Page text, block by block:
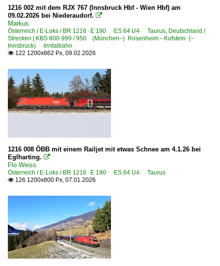
BR 4024 ·Talent 4-teilig·
Galerien
2008 | 150 Jahre Eisenbahnen in Tirol/Wörgl
EM-Werbeloks
Experimente - Anders gesehen
Grenzverkehr
Österreich <-> Deutschland
Österreich <-> Tschechien
Güterverkehr
Autotransportzüge
Kessel- und Silozüge
Kombiverkehr-/Sattelauflieger-Züge
Nässeempfindliche Güter
Rollende Landstraße 'RoLa'
1216 002 mit dem RJX 767 (Innsbruck Hbf - Wien Hbf) am
09.02.2026 bei Niederaudorf. 
Markus
Österreich / E-Loks / BR 1216 · E 190 ·ES 64 U4· Taurus, Deutschland /
Strecken | KBS 800-999 / 950 (München–) Rosenheim – Kufstein (–
Innsbruck) ·Inntalbahn·
 122 1200x862 Px, 09.02.2026
1216 008 ÖBB mit einem Railjet mit etwas Schnee am 4.1.26 bei
Eglharting. 
Flo Weiss
Österreich / E-Loks / BR 1216 · E 190 ·ES 64 U4· Taurus
 126 1200x800 Px, 07.01.2026